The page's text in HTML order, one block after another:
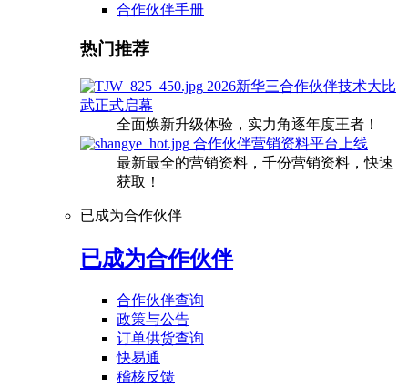
合作伙伴手册
热门推荐
2026新华三合作伙伴技术大比
武正式启幕
全面焕新升级体验，实力角逐年度王者！
合作伙伴营销资料平台上线
最新最全的营销资料，千份营销资料，快速
获取！
已成为合作伙伴
已成为合作伙伴
合作伙伴查询
政策与公告
订单供货查询
快易通
稽核反馈